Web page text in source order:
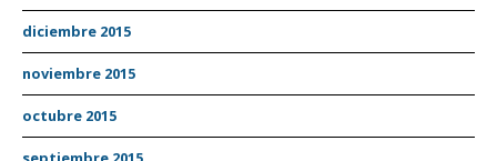
diciembre 2015
noviembre 2015
octubre 2015